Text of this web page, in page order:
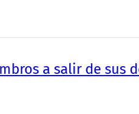
a salir de sus